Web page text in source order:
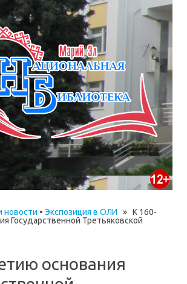
новости • Экспозиция в ОЛИ » К 160-
Государственной Третьяковской
основания